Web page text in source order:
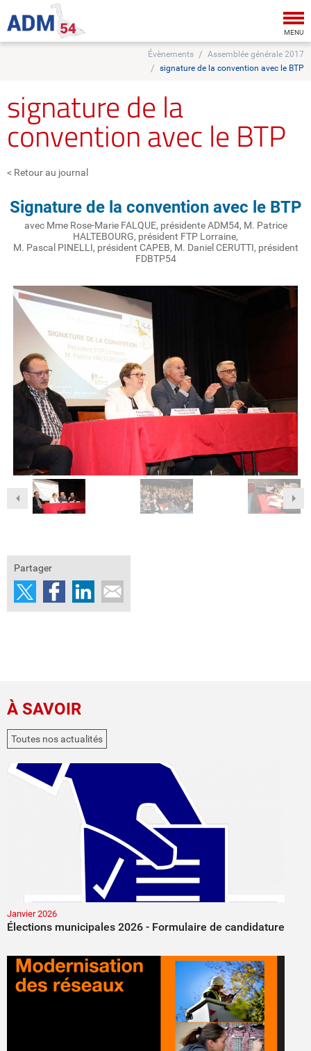
MENU
Évènements
Assemblée générale 2017
signature de la convention avec le BTP
signature de la
convention avec le BTP
< Retour au journal
Signature de la convention avec le BTP
avec Mme Rose-Marie FALQUE, présidente ADM54, M. Patrice
HALTEBOURG, président FTP Lorraine,
M. Pascal PINELLI, président CAPEB, M. Daniel CERUTTI, président
FDBTP54
Partager
À SAVOIR
Toutes nos actualités
Janvier 2026
Élections municipales 2026 - Formulaire de candidature